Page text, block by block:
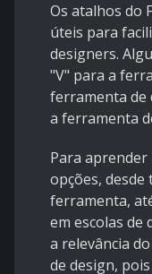
Os atalhos do
úteis para
designers.
"V" para a
ferramenta de
a ferramenta
Para aprender
opções,
ferramenta,
em escolas de
a relevância
de design,